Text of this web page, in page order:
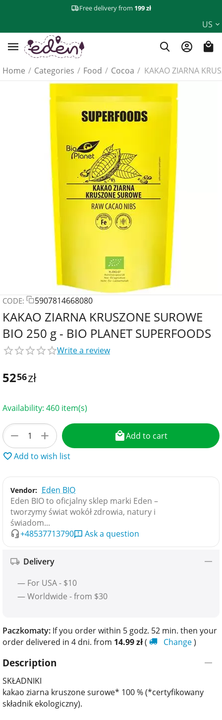
Free delivery from 199 zł
US
Home / Categories / Food / Cocoa / KAKAO ZIARNA
CODE: 5907814668080
KAKAO ZIARNA KRUSZONE SUROWE
BIO 250 g - BIO PLANET SUPERFOODS
Write a review
5256zł
Availability: 460 item(s)
+
−
Add to cart
Add to wish list
Vendor: Eden BIO
Eden BIO to oficjalny sklep marki Eden –
tworzymy świat wokół zdrowia, natury i
świadom...
+48537713790
Ask a question
Delivery
— For USA - $10
— Worldwide - from $30
Paczkomaty: If you order within 5 godz. 52 min. then your
order delivered in 4 dni. from 14.99zł( Change)
Description
SKŁADNIKI
kakao ziarna kruszone surowe* 100 % (*certyfikowany
składnik ekologiczny).